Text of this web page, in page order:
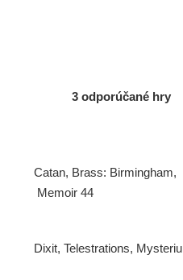
3 odporúčané hry
Catan, Brass: Birmingham,
Memoir 44
Dixit, Telestrations,